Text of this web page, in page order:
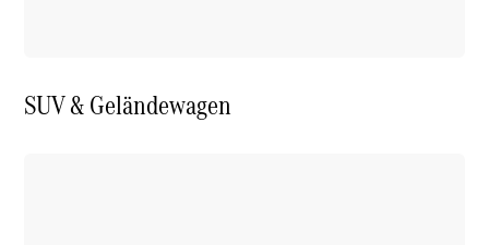
SUV & Geländewagen